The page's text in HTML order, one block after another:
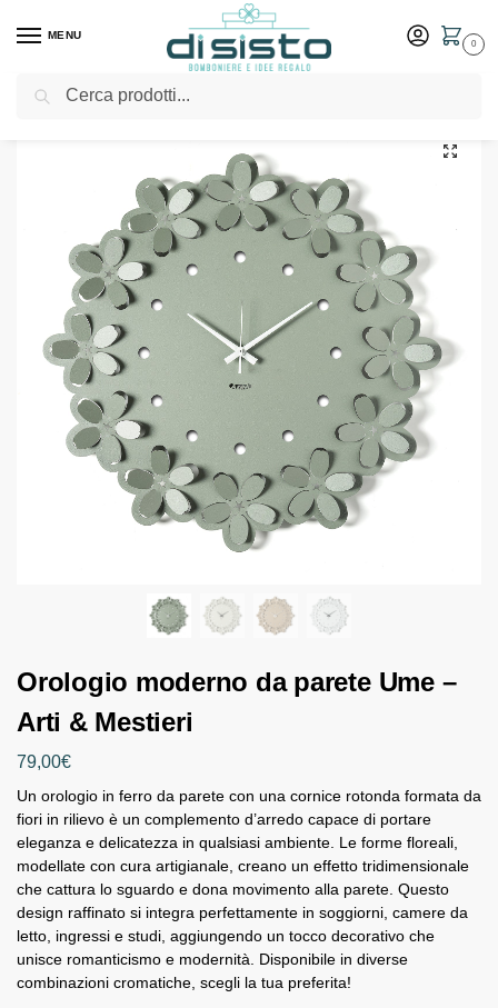
MENU
0
Home Shop Arredo casa
Orologio moderno da parete Ume –
Arti & Mestieri
79,00€
Un orologio in ferro da parete con una cornice rotonda formata da
fiori in rilievo è un complemento d’arredo capace di portare
eleganza e delicatezza in qualsiasi ambiente. Le forme floreali,
modellate con cura artigianale, creano un effetto tridimensionale
che cattura lo sguardo e dona movimento alla parete. Questo
design raffinato si integra perfettamente in soggiorni, camere da
letto, ingressi e studi, aggiungendo un tocco decorativo che
unisce romanticismo e modernità. Disponibile in diverse
combinazioni cromatiche, scegli la tua preferita!